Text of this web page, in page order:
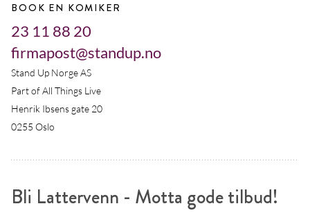
BOOK EN KOMIKER
23 11 88 20
firmapost@standup.no
Stand Up Norge AS
Part of All Things Live
Henrik Ibsens gate 20
0255 Oslo
Bli Lattervenn - Motta gode tilbud!